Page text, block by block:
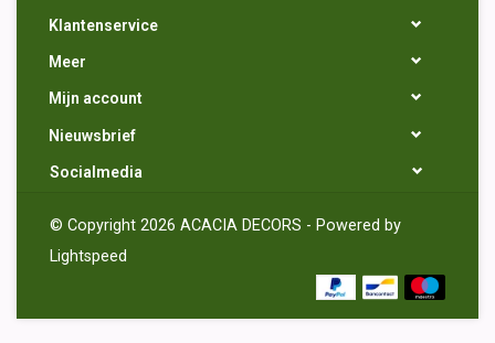
Klantenservice
Meer
Mijn account
Nieuwsbrief
Socialmedia
© Copyright 2026 ACACIA DECORS - Powered by
Lightspeed